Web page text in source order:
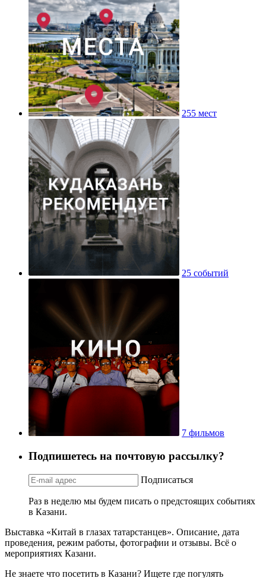
255 мест
25 событий
7 фильмов
Подпишетесь на почтовую рассылку?
Подписаться
Раз в неделю мы будем писать о предстоящих событиях
в Казани.
Выставка «Китай в глазах татарстанцев». Описание, дата
проведения, режим работы, фотографии и отзывы. Всё о
мероприятиях Казани.
Не знаете что посетить в Казани? Ищете где погулять